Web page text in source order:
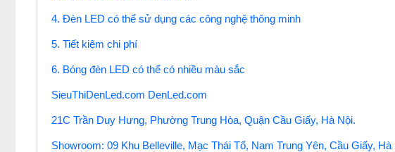
4. Đèn LED có thể sử dụng các công nghệ thông minh
5. Tiết kiệm chi phí
6. Bóng đèn LED có thể có nhiều màu sắc
SieuThiDenLed.com DenLed.com
21C Trần Duy Hưng, Phường Trung Hòa, Quận Cầu Giấy, Hà Nội.
Showroom: 09 Khu Belleville, Mạc Thái Tổ, Nam Trung Yên, Cầu Giấy, Hà